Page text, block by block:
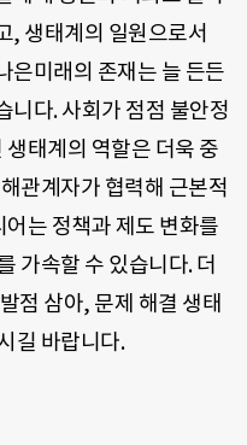
, 생태계의 일원으로서
은미래의 존재는 늘 든든
니다. 사회가 점점 불안정
태계의 역할은 더욱 중
관계자가 협력해 근본적
는 정책과 제도 변화를
가속할 수 있습니다. 더
점 삼아, 문제 해결 생태
길 바랍니다.